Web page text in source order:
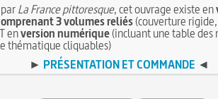
La France pittoresque, cet ouvrage existe en
3 volumes reliés(couverture
enversion numérique(incluant une table des
thématique cliquables)
► PRÉSENTATION ET COMMANDE ◄